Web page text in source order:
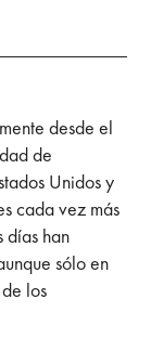
desde el
de
Unidos y
cada vez más
días han
sólo en
los